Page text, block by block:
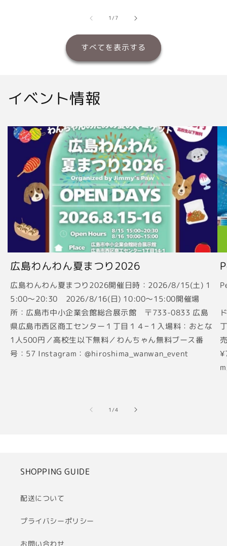
格
1/の
7
すべてを表示する
イベント情報
広島わんわん夏まつり2026
広島わんわん夏まつり2026開催日時：2026/8/15(土) 1
5:00〜20:30 2026/8/16(日) 10:00〜15:00開催場
所：広島市中小企業会館総合展示館 〒733-0833 広島
県広島市西区商工センター１丁目１４−１入場料：おとな
1人500円／高校生以下無料／わんちゃん無料ブース番
号：57 Instagram：@hiroshima_wanwan_event
1 /の
4
SHOPPING GUIDE
配送について
プライバシーポリシー
お問い合わせ